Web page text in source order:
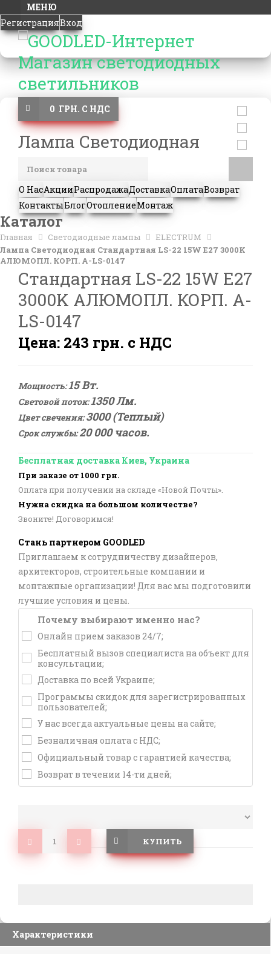
МЕНЮ
РегистрацияВход
0 ГРН. С НДС
О НасАкцииРаспродажаДоставкаОплатаВозврат
КонтактыБлогОтоплениеМонтаж
Каталог
Главная Светодиодные лампы
ELECTRUM
Лампа Светодиодная Стандартная LS-22 15W E27 3000K
АЛЮМОПЛ. КОРП. A-LS-0147
Лампа Светодиодная
Стандартная LS-22 15W E27
3000K АЛЮМОПЛ. КОРП. A-
LS-0147
Цена: 243 грн. с НДС
Мощность:15 Вт.
Световой поток:1350 Лм.
Цвет свечения:3000 (Теплый)
Срок службы:20 000 часов.
Бесплатная доставка Киев, Украина
При заказе от 1000 грн.
Оплата при получении на складе «Новой Почты».
Нужна скидка на большом количестве?
Звоните! Договоримся!
Стань партнером GOODLED
Приглашаем к сотрудничеству дизайнеров,
архитекторов, строительные компании и
монтажные организации! Для вас мы подготовили
лучшие условия и цены.
Почему выбирают именно нас?
Онлайн прием заказов 24/7;
Бесплатный вызов специалиста на объект для
консультации;
Доставка по всей Украине;
Программы скидок для зарегистрированных
пользователей;
У нас всегда актуальные цены на сайте;
Безналичная оплата с НДС;
Официальный товар с гарантией качества;
Возврат в течении 14-ти дней;
КУПИТЬ
Характеристики